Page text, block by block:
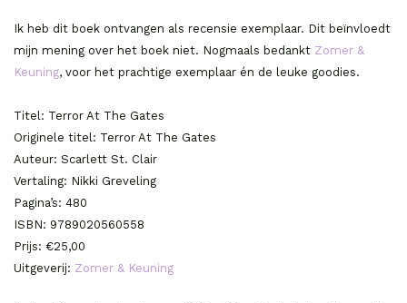
Ik heb dit boek ontvangen als recensie exemplaar. Dit beïnvloedt
mijn mening over het boek niet. Nogmaals bedankt Zomer &
Keuning, voor het prachtige exemplaar én de leuke goodies.
Titel: Terror At The Gates
Originele titel: Terror At The Gates
Auteur: Scarlett St. Clair
Vertaling: Nikki Greveling
Pagina’s: 480
ISBN: 9789020560558
Prijs: €25,00
Uitgeverij: Zomer & Keuning